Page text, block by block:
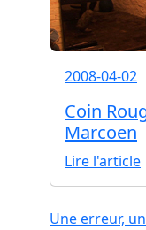
2008-04-02
Coin
Marcoen
Lire l'article
Une erreur,